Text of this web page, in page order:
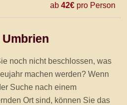
ab 42€pro Person
noch nicht beschlossen, was
machen werden? Wenn
Suche nach einem
Ort sind, können Sie das